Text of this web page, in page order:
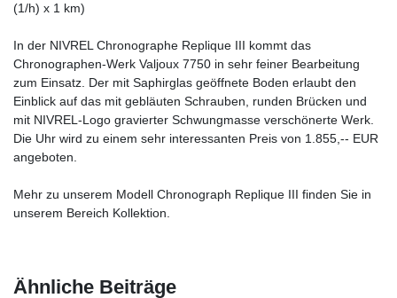
(1/h) x 1 km)
In der NIVREL Chronographe Replique III kommt das
Chronographen-Werk Valjoux 7750 in sehr feiner Bearbeitung
zum Einsatz. Der mit Saphirglas geöffnete Boden erlaubt den
Einblick auf das mit gebläuten Schrauben, runden Brücken und
mit NIVREL-Logo gravierter Schwungmasse verschönerte Werk.
Die Uhr wird zu einem sehr interessanten Preis von 1.855,-- EUR
angeboten.
Mehr zu unserem Modell Chronograph Replique III finden Sie in
unserem Bereich Kollektion.
Ähnliche Beiträge